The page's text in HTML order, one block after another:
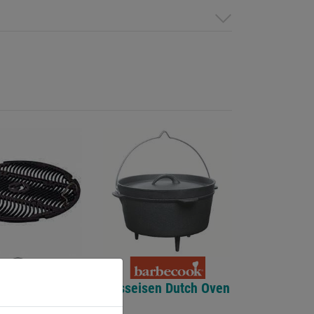
DM
Gusseisen Dutch Oven
3l